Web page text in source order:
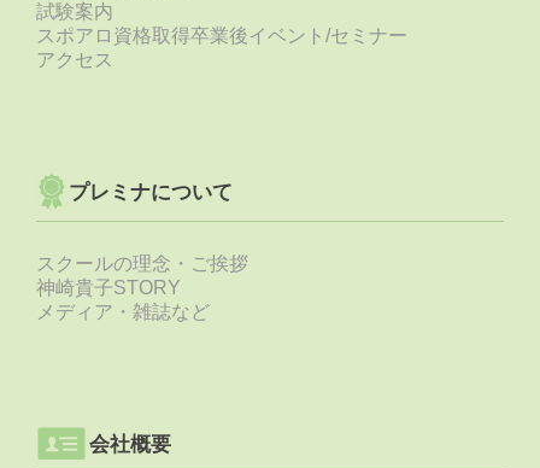
試験案内
スポアロ資格取得卒業後イベント/セミナー
アクセス
プレミナについて
スクールの理念・ご挨拶
神崎貴子STORY
メディア・雑誌など
会社概要